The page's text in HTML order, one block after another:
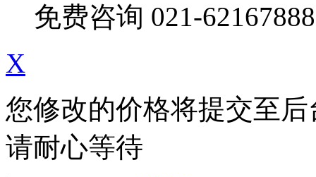
免费咨询 021-62167888
X
您修改的价格将提交至
请耐心等待